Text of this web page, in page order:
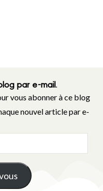
par e-mail.
vous abonner à ce blog
nouvel article par e-